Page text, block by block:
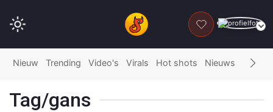
DONEER
Nieuw Trending Video's Virals Hot shots Nieuws Fails
Tag/gans